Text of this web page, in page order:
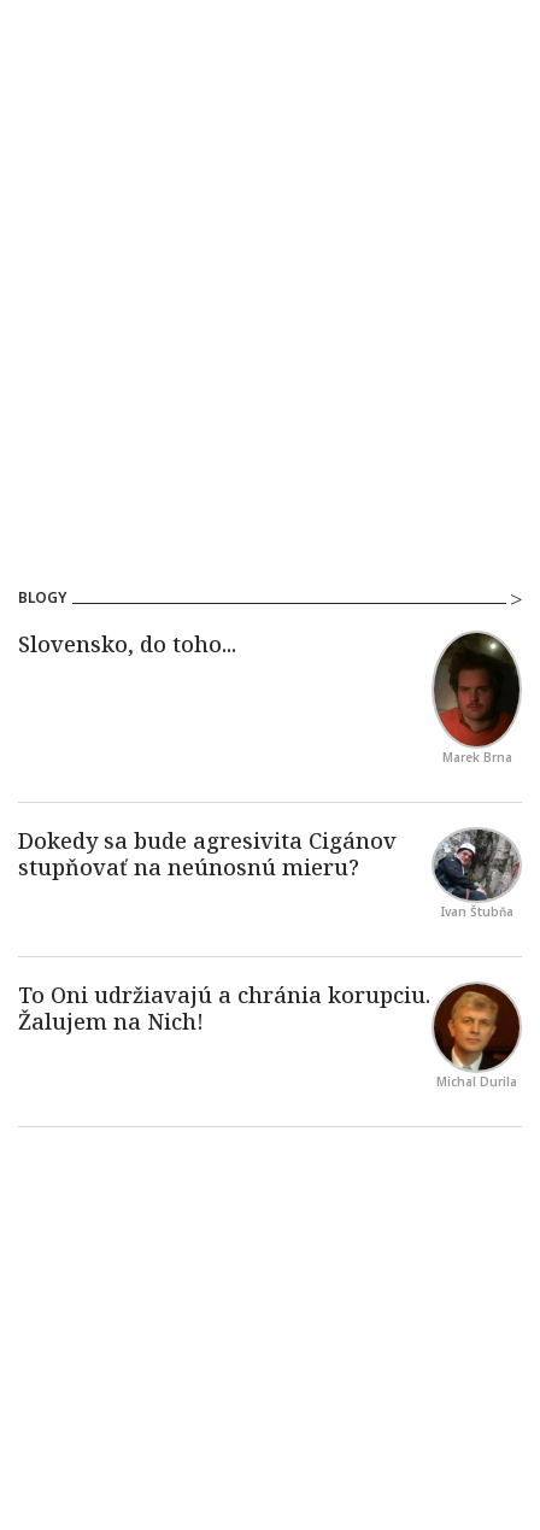
BLOGY
Marek Brna
Ivan Štubňa
Michal Durila